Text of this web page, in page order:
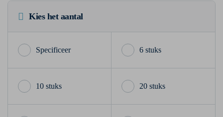
Kies het aantal
6 stuks
10 stuks 20 stuks